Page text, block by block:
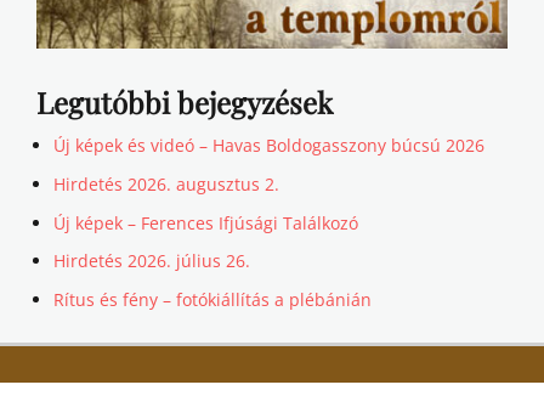
Legutóbbi bejegyzések
Új képek és videó – Havas Boldogasszony búcsú 2026
Hirdetés 2026. augusztus 2.
Új képek – Ferences Ifjúsági Találkozó
Hirdetés 2026. július 26.
Rítus és fény – fotókiállítás a plébánián